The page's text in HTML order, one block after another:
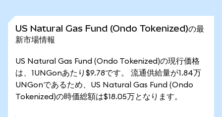
US Natural Gas Fund (Ondo Tokenized)の最
新市場情報
US Natural Gas Fund (Ondo Tokenized)の現行価格
は、1UNGonあたり$9.78です。 流通供給量が1.84万
UNGonであるため、US Natural Gas Fund (Ondo
Tokenized)の時価総額は$18.05万となります。